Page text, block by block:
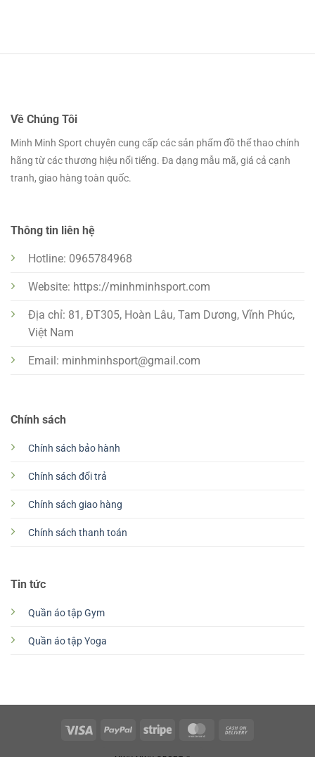
Về Chúng Tôi
Minh Minh Sport chuyên cung cấp các sản phẩm đồ thể thao chính
hãng từ các thương hiệu nổi tiếng. Đa dạng mẫu mã, giá cả cạnh
tranh, giao hàng toàn quốc.
Chính sách
Chính sách bảo hành
Chính sách đổi trả
Chính sách giao hàng
Chính sách thanh toán
Tin tức
Quần áo tập Gym
Quần áo tập Yoga
Thông tin liên hệ
Hotline: 0965784968
Website: https://minhminhsport.com
Địa chỉ: 81, ĐT305, Hoàn Lâu, Tam Dương, Vĩnh Phúc,
Việt Nam
Email: minhminhsport@gmail.com